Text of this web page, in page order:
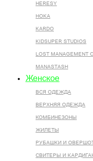
HERESY
HOKA
KARDO
KIDSUPER STUDIOS
LOST MANAGEMENT
MANASTASH
Женское
ВСЯ ОДЕЖДА
ВЕРХНЯЯ ОДЕЖДА
КОМБИНЕЗОНЫ
ЖИЛЕТЫ
РУБАШКИ И
СВИТЕРЫ И